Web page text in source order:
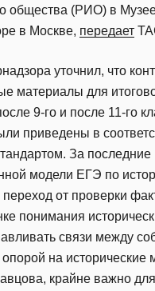
общества (РИО) в
в Москве, передает
уточнил, что
материалы для
9-го и после 11-го
приведены в
За последние
модели ЕГЭ по
от проверки
понимания
связи между
опорой на исторические
крайне важно